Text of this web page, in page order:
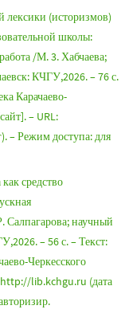
лексики (историзмов)
школы:
/М. 3. Хабчаева;
КЧГУ,2026. – 76 с.
Карачаево-
– URL:
– Режим доступа: для
средство
Салпагарова; научный
– 56 с. – Текст:
Черкесского
http://lib.kchgu.ru (дата